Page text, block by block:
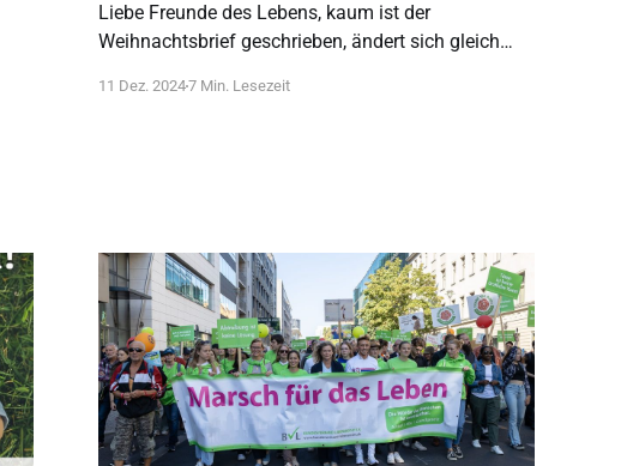
Liebe Freunde des Lebens, kaum ist der
Weihnachtsbrief geschrieben, ändert sich gleich
11 Dez. 20247 Min. Lesezeit